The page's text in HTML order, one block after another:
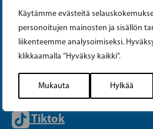
Käytämme evästeitä
personoitujen mainosten ja sisällön
liikenteemme analysoimiseksi.
klikkaamalla ”Hyväksy kaikki”.
Mukauta Hylkää
Instagram
Facebook
Tiktok